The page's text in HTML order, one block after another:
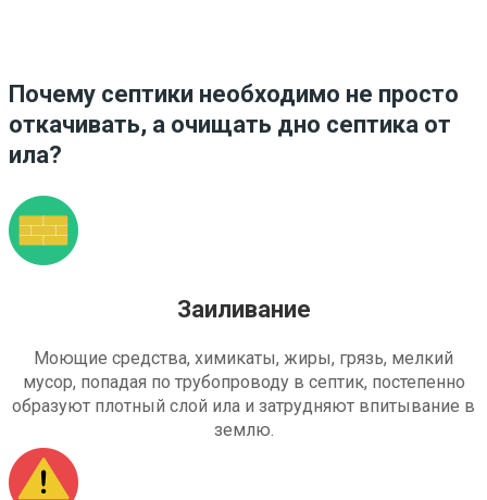
Почему септики необходимо не просто
откачивать, а очищать дно септика от
ила?
Заиливание
Моющие средства, химикаты, жиры, грязь, мелкий
мусор, попадая по трубопроводу в септик, постепенно
образуют плотный слой ила и затрудняют впитывание в
землю.